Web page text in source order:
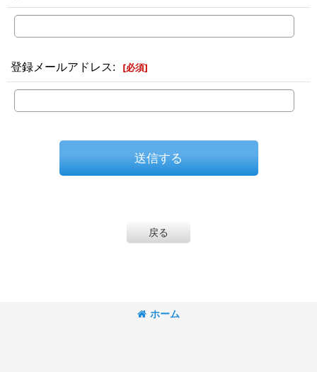
登録メールアドレス: [必須]
送信する
戻る
ホーム